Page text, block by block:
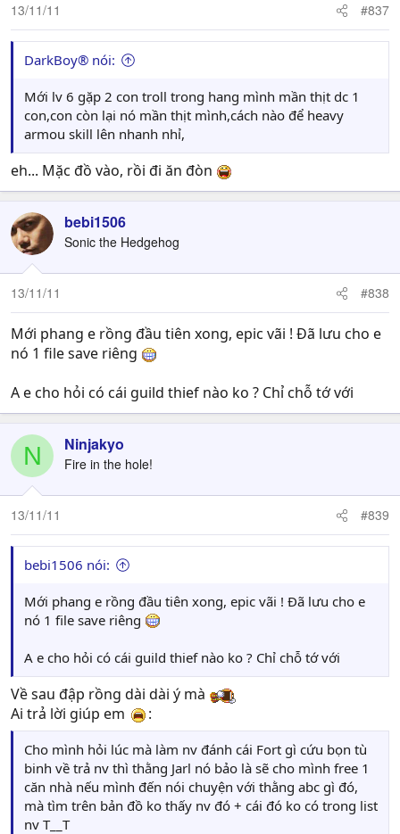
13/11/11 #837
DarkBoy® nói:
Mới lv 6 gặp 2 con troll trong hang mình mần thịt dc 1
con,con còn lại nó mần thịt mình,cách nào để heavy
armou skill lên nhanh nhỉ,
eh... Mặc đồ vào, rồi đi ăn đòn
bebi1506
Sonic the Hedgehog
13/11/11 #838
Mới phang e rồng đầu tiên xong, epic vãi ! Đã lưu cho e
nó 1 file save riêng
A e cho hỏi có cái guild thief nào ko ? Chỉ chỗ tớ với
N Ninjakyo
Fire in the hole!
13/11/11 #839
bebi1506 nói:
Mới phang e rồng đầu tiên xong, epic vãi ! Đã lưu cho e
nó 1 file save riêng
A e cho hỏi có cái guild thief nào ko ? Chỉ chỗ tớ với
Về sau đập rồng dài dài ý mà
Ai trả lời giúp em
:
Cho mình hỏi lúc mà làm nv đánh cái Fort gì cứu bọn tù
binh về trả nv thì thằng Jarl nó bảo là sẽ cho mình free 1
căn nhà nếu mình đến nói chuyện với thằng abc gì đó,
mà tìm trên bản đồ ko thấy nv đó + cái đó ko có trong list
nv T__T